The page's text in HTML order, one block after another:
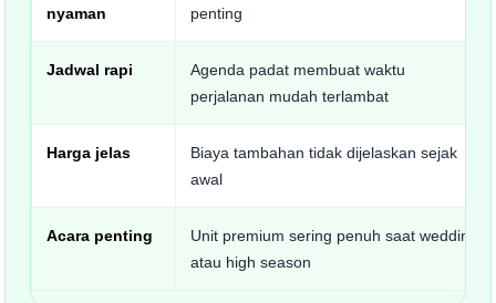
nyaman
penting
Jadwal rapi
Agenda padat membuat waktu
perjalanan mudah terlambat
Harga jelas
Biaya tambahan tidak dijelaskan sejak
awal
Acara penting
Unit premium sering penuh saat wedding
atau high season